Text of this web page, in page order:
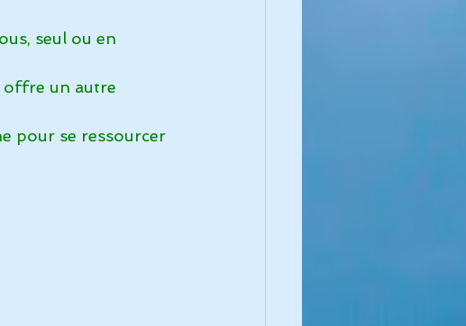
seul ou en
offre un autre
pour se ressourcer